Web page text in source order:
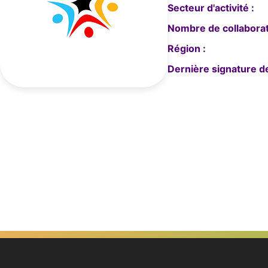
Secteur d'activité :
Nombre de
Région :
Dernière signature